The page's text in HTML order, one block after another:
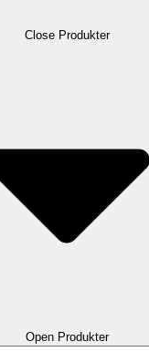
Close Produkter
Open Produkter